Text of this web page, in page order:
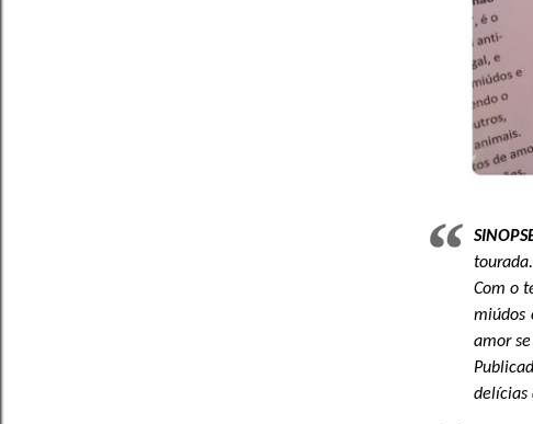
Com o
miúdos
amor
delícias